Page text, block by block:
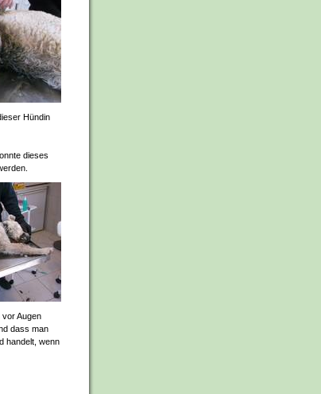
Hündin
dieses
Augen
dass man
handelt, wenn